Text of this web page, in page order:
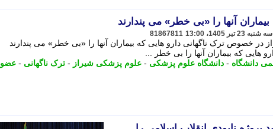
آنها را «بی خطر» می پندارند
81867811
خصوص ترک ناگهانی دارو هایی که بیماران آنها را «بی خطر» می پندارند
هایی که بیماران آنها را بی خطر ...
دانشگاه - دانشگاه علوم پزشکی - علوم پزشکی شیراز - ترک ناگهانی - عضو